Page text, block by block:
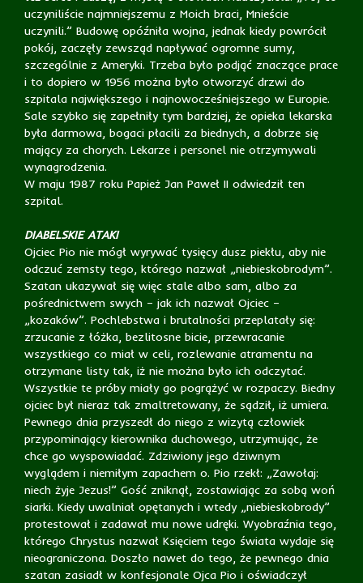
uczyniliście najmniejszemu z Moich braci, Mnieście
uczynili.” Budowę opóźniła wojna, jednak kiedy powrócił
pokój, zaczęły zewsząd napływać ogromne sumy,
szczególnie z Ameryki. Trzeba było podjąć znaczące prace
i to dopiero w 1956 można było otworzyć drzwi do
szpitala największego i najnowocześniejszego w Europie.
Sale szybko się zapełniły tym bardziej, że opieka lekarska
była darmowa, bogaci płacili za biednych, a dobrze się
mający za chorych. Lekarze i personel nie otrzymywali
wynagrodzenia.
W maju 1987 roku Papież Jan Paweł II odwiedził ten
szpital.
DIABELSKIE ATAKI
Ojciec Pio nie mógł wyrywać tysięcy dusz piekłu, aby nie
odczuć zemsty tego, którego nazwał „niebieskobrodym”.
Szatan ukazywał się więc stale albo sam, albo za
pośrednictwem swych – jak ich nazwał Ojciec –
„kozaków”. Pochlebstwa i brutalności przeplatały się:
zrzucanie z łóżka, bezlitosne bicie, przewracanie
wszystkiego co miał w celi, rozlewanie atramentu na
otrzymane listy tak, iż nie można było ich odczytać.
Wszystkie te próby miały go pogrążyć w rozpaczy. Biedny
ojciec był nieraz tak zmaltretowany, że sądził, iż umiera.
Pewnego dnia przyszedł do niego z wizytą człowiek
przypominający kierownika duchowego, utrzymując, że
chce go wyspowiadać. Zdziwiony jego dziwnym
wyglądem i niemiłym zapachem o. Pio rzekł: „Zawołaj:
niech żyje Jezus!” Gość zniknął, zostawiając za sobą woń
siarki. Kiedy uwalniał opętanych i wtedy „niebieskobrody”
protestował i zadawał mu nowe udręki. Wyobraźnia tego,
którego Chrystus nazwał Księciem tego świata wydaje się
nieograniczona. Doszło nawet do tego, że pewnego dnia
szatan zasiadł w konfesjonale Ojca Pio i oświadczył